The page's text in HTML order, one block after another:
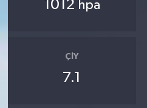
1012 hpa
ÇIY
7.1